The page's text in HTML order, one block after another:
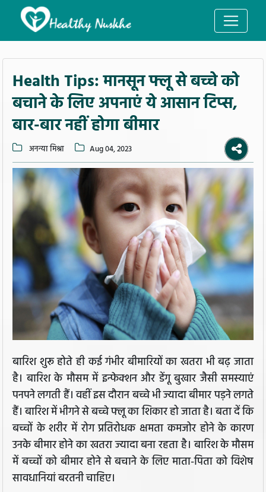
Health Tips: मानसून फ्लू से बच्चे को
बचाने के लिए अपनाएं ये आसान टिप्स,
बार-बार नहीं होगा बीमार
अनन्या मिश्रा Aug 04, 2023
बारिश शुरू होते ही कई गंभीर बीमारियों का खतरा भी बढ़ जाता
है। बारिश के मौसम में इन्फेक्शन और डेंगू बुखार जैसी समस्याएं
पनपने लगती हैं। वहीं इस दौरान बच्चे भी ज्यादा बीमार पड़ने लगते
हैं। बारिश में भीगने से बच्चे फ्लू का शिकार हो जाता है। बता दें कि
बच्चों के शरीर में रोग प्रतिरोधक क्षमता कमजोर होने के कारण
उनके बीमार होने का खतरा ज्यादा बना रहता है। बारिश के मौसम
में बच्चों को बीमार होने से बचाने के लिए माता-पिता को विशेष
सावधानियां बरतनी चाहिए।